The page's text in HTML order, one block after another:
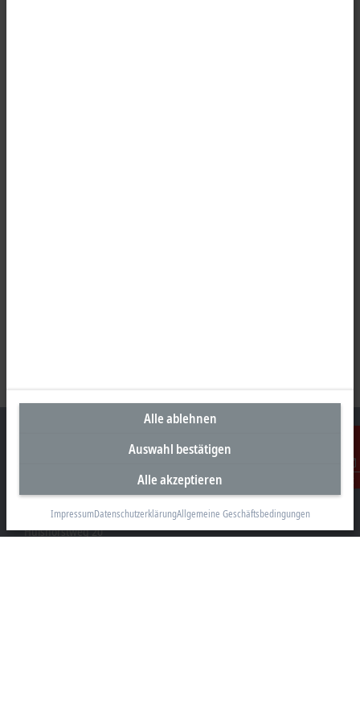
Kontakt
Unternehmenszentrale Deutschland
Beckhoff Automation GmbH & Co. KG
Hülshorstweg 20
Alle ablehnen
Auswahl bestätigen
Alle akzeptieren
ImpressumDatenschutzerklärungAllgemeine Geschäftsbedingungen